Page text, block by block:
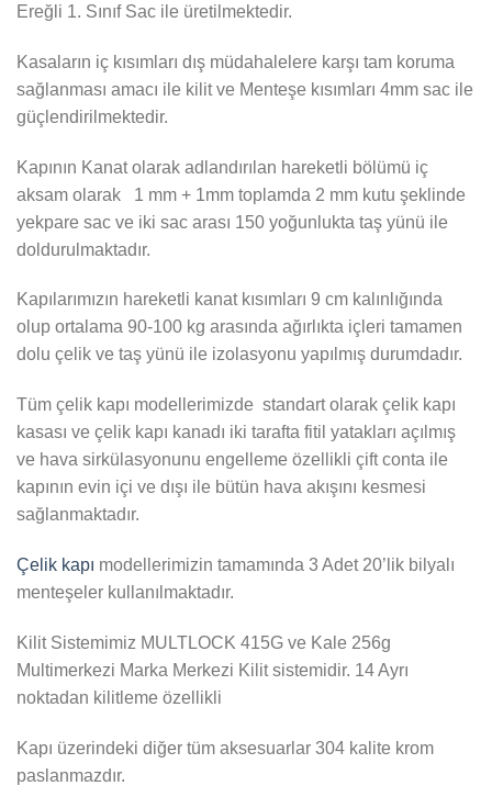
Ereğli 1. Sınıf Sac ile üretilmektedir.
Kasaların iç kısımları dış müdahalelere karşı tam koruma
sağlanması amacı ile kilit ve Menteşe kısımları 4mm sac ile
güçlendirilmektedir.
Kapının Kanat olarak adlandırılan hareketli bölümü iç
aksam olarak 1 mm + 1mm toplamda 2 mm kutu şeklinde
yekpare sac ve iki sac arası 150 yoğunlukta taş yünü ile
doldurulmaktadır.
Kapılarımızın hareketli kanat kısımları 9 cm kalınlığında
olup ortalama 90-100 kg arasında ağırlıkta içleri tamamen
dolu çelik ve taş yünü ile izolasyonu yapılmış durumdadır.
Tüm çelik kapı modellerimizde standart olarak çelik kapı
kasası ve çelik kapı kanadı iki tarafta fitil yatakları açılmış
ve hava sirkülasyonunu engelleme özellikli çift conta ile
kapının evin içi ve dışı ile bütün hava akışını kesmesi
sağlanmaktadır.
Çelik kapı modellerimizin tamamında 3 Adet 20’lik bilyalı
menteşeler kullanılmaktadır.
Kilit Sistemimiz MULTLOCK 415G ve Kale 256g
Multimerkezi Marka Merkezi Kilit sistemidir. 14 Ayrı
noktadan kilitleme özellikli
Kapı üzerindeki diğer tüm aksesuarlar 304 kalite krom
paslanmazdır.